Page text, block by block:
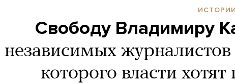
ИСТОРИИ
Свободу Владимиру
независимых
которого власти